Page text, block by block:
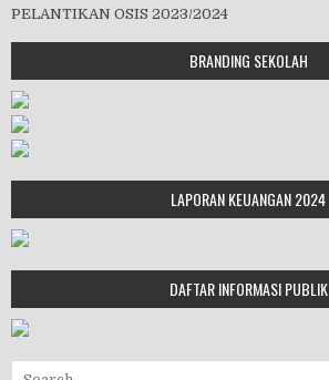
PELANTIKAN OSIS 2023/2024
BRANDING SEKOLAH
LAPORAN KEUANGAN 2024
DAFTAR INFORMASI PUBLIK